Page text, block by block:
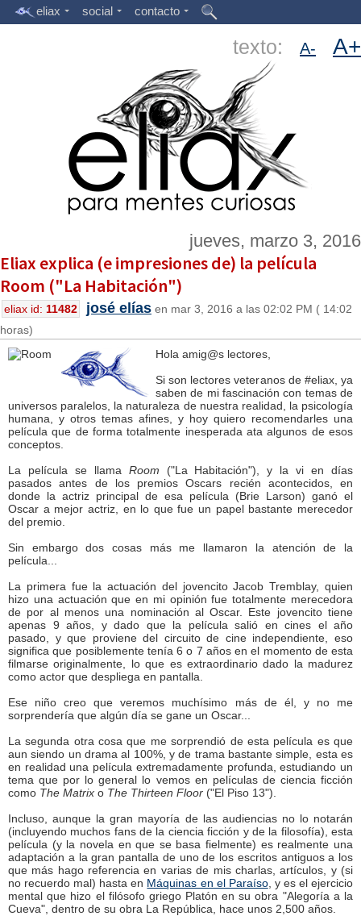
eliax social contacto
texto: A- A+
jueves, marzo 3, 2016
Eliax explica (e impresiones de) la película
Room ("La Habitación")
eliax id: 11482 josé elías en mar 3, 2016 a las 02:02 PM ( 14:02
horas)
Hola amig@s lectores,
Si son lectores veteranos de #eliax, ya
saben de mi fascinación con temas de
universos paralelos, la naturaleza de nuestra realidad, la psicología
humana, y otros temas afines, y hoy quiero recomendarles una
película que de forma totalmente inesperada ata algunos de esos
conceptos.
La película se llama Room ("La Habitación"), y la vi en días
pasados antes de los premios Oscars recién acontecidos, en
donde la actriz principal de esa película (Brie Larson) ganó el
Oscar a mejor actriz, en lo que fue un papel bastante merecedor
del premio.
Sin embargo dos cosas más me llamaron la atención de la
película...
La primera fue la actuación del jovencito Jacob Tremblay, quien
hizo una actuación que en mi opinión fue totalmente merecedora
de por al menos una nominación al Oscar. Este jovencito tiene
apenas 9 años, y dado que la película salió en cines el año
pasado, y que proviene del circuito de cine independiente, eso
significa que posiblemente tenía 6 o 7 años en el momento de esta
filmarse originalmente, lo que es extraordinario dado la madurez
como actor que despliega en pantalla.
Ese niño creo que veremos muchísimo más de él, y no me
sorprendería que algún día se gane un Oscar...
La segunda otra cosa que me sorprendió de esta película es que
aun siendo un drama al 100%, y de trama bastante simple, esta es
en realidad una película extremadamente profunda, estudiando un
tema que por lo general lo vemos en películas de ciencia ficción
como The Matrix o The Thirteen Floor ("El Piso 13").
Incluso, aunque la gran mayoría de las audiencias no lo notarán
(incluyendo muchos fans de la ciencia ficción y de la filosofía), esta
película (y la novela en que se basa fielmente) es realmente una
adaptación a la gran pantalla de uno de los escritos antiguos a los
que más hago referencia en varias de mis charlas, artículos, y (si
no recuerdo mal) hasta en Máquinas en el Paraíso, y es el ejercicio
mental que hizo el filósofo griego Platón en su obra "Alegoría a la
Cueva", dentro de su obra La República, hace unos 2,500 años.